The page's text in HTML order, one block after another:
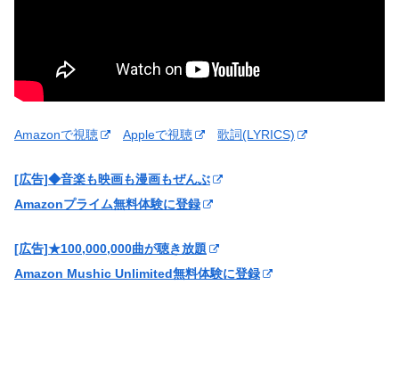
Amazonで視聴 Appleで視聴 歌詞(LYRICS)
[広告]◆音楽も映画も漫画もぜんぶ
Amazonプライム無料体験に登録
[広告]★100,000,000曲が聴き放題
Amazon Mushic Unlimited無料体験に登録